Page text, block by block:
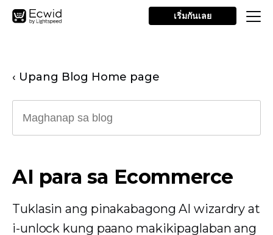
เริ่มกันเลย
‹ Upang Blog Home page
AI para sa Ecommerce
Tuklasin ang pinakabagong AI wizardry at
i-unlock kung paano makikipaglaban ang